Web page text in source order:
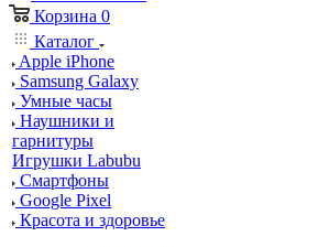
Корзина 0
Каталог
Apple iPhone
Samsung Galaxy
Умные часы
Наушники и
гарнитуры
Игрушки Labubu
Смартфоны
Google Pixel
Красота и здоровье